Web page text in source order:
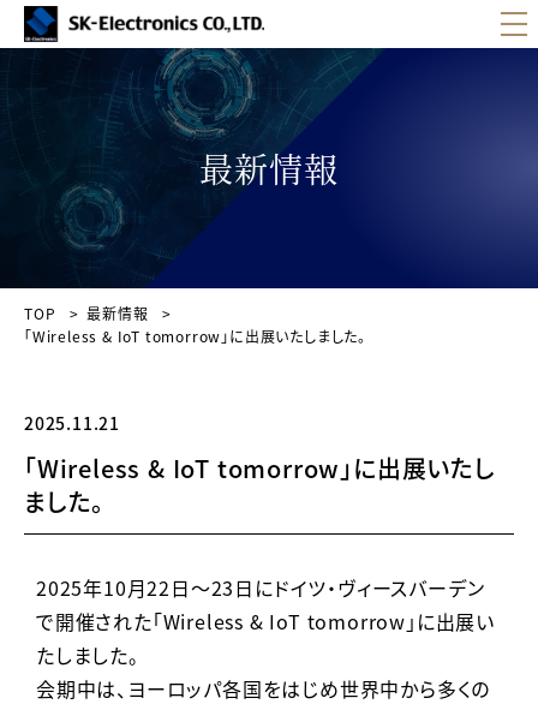
製品紹介
エクストリームタグ
ピッキングタグ
電子ペーパータグ
リーダライタ・アンテナ
ソリューション
RFID導入のメリット
RFID導入の流れ
導入事例
最新情報
お役立ちコンテンツ
最新情報
TOP
最新情報
「Wireless & IoT tomorrow」に出展いたしました。
2025.11.21
「Wireless & IoT tomorrow」に出展いたし
ました。
2025年10月22日～23日にドイツ・ヴィースバーデン
で開催された「Wireless & IoT tomorrow」に出展い
たしました。
会期中は、ヨーロッパ各国をはじめ世界中から多くの